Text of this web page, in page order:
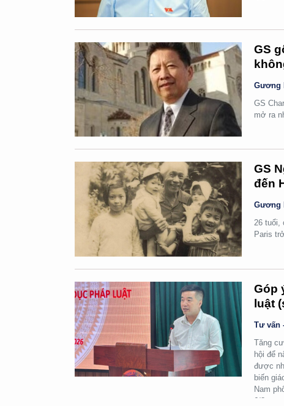
GS
Gương
GS
mở ra
GS
đến
Gương
26 tuổi,
Paris
Góp
luật
Tư vấn
Tăng
hội để
được
biến
Nam
6/8.